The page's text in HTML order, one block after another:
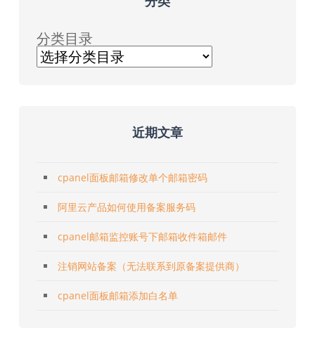
分类目录
近期文章
cpanel面板邮箱修改单个邮箱密码
阿里云产品如何使用备案服务码
cpanel邮箱监控账号下邮箱收件箱邮件
注销网站备案（无法联系到原备案提供商）
cpanel面板邮箱添加白名单